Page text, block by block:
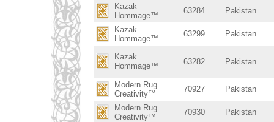
Kazak
Hommage™
63284 Pakistan
Kazak
Hommage™
63299 Pakistan
Kazak
Hommage™
63282 Pakistan
Modern Rug
Creativity™
70927 Pakistan
Modern Rug
Creativity™
70930 Pakistan